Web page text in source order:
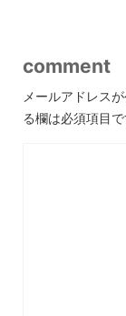
comment
メールアドレス
る欄は必須項目で